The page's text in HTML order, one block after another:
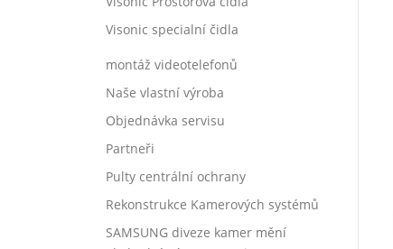
Visonic specialní čidla
montáž videotelefonů
Naše vlastní výroba
Objednávka servisu
Partneři
Pulty centrální ochrany
Rekonstrukce Kamerových systémů
SAMSUNG diveze kamer mění